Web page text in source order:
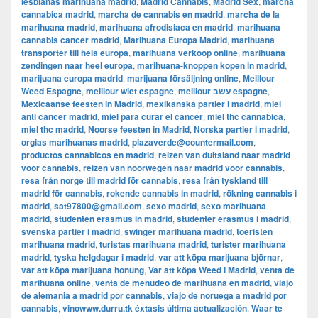
cannabica madrid, marcha de cannabis en madrid, marcha de la
marihuana madrid, marihuana afrodisiaca en madrid, marihuana
cannabis cancer madrid, Marihuana Europa Madrid, marihuana
transporter till hela europa, marihuana verkoop online, marihuana
zendingen naar heel europa, marihuana-knoppen kopen in madrid,
marijuana europa madrid, marijuana försäljning online, Meillour
Weed Espagne, meillour wiet espagne, meillour עשב espagne,
Mexicaanse feesten in Madrid, mexikanska partier i madrid, miel
anti cancer madrid, miel para curar el cancer, miel thc cannabica,
miel thc madrid, Noorse feesten in Madrid, Norska partier i madrid,
orgias marihuanas madrid, plazaverde@countermail.com,
productos cannabicos en madrid, reizen van duitsland naar madrid
voor cannabis, reizen van noorwegen naar madrid voor cannabis,
resa från norge till madrid för cannabis, resa från tyskland till
madrid för cannabis, rokende cannabis in madrid, rökning cannabis i
madrid, sat97800@gmail.com, sexo madrid, sexo marihuana
madrid, studenten erasmus in madrid, studenter erasmus i madrid,
svenska partier i madrid, swinger marihuana madrid, toeristen
marihuana madrid, turistas marihuana madrid, turister marihuana
madrid, tyska helgdagar i madrid, var att köpa marijuana björnar,
var att köpa marijuana honung, Var att köpa Weed i Madrid, venta de
marihuana online, venta de menudeo de marihuana en madrid, viajo
de alemania a madrid por cannabis, viajo de noruega a madrid por
cannabis, vinowww.durru.tk éxtasis última actualización, Waar te